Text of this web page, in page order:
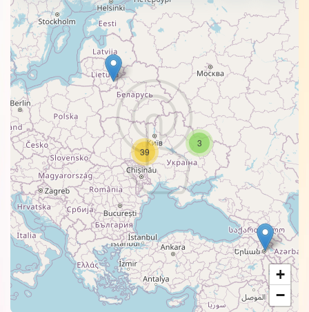
3
39
+
−